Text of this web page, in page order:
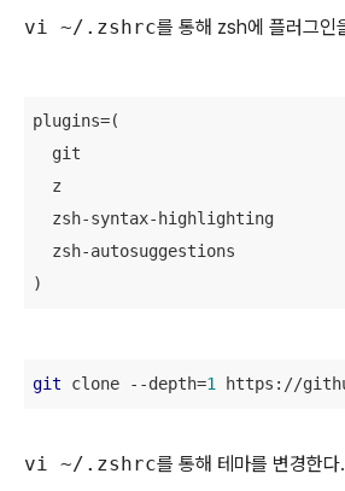
vi ~/.zshrc를 통해 zsh에 플러그인
plugins=(
  git
  z
  zsh-syntax-highlighting
  zsh-autosuggestions
)
git clone --depth=1 https://
vi ~/.zshrc를 통해 테마를 변경한다.